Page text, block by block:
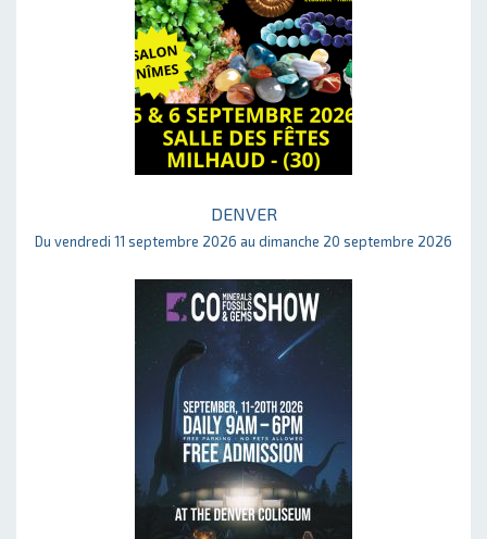
DENVER
Du vendredi 11 septembre 2026 au dimanche 20 septembre 2026